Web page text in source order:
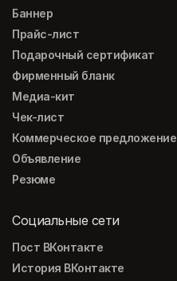
Баннер
Прайс-лист
Подарочный сертификат
Фирменный бланк
Медиа-кит
Чек-лист
Коммерческое предложение
Объявление
Резюме
Социальные сети
Пост ВКонтакте
История ВКонтакте